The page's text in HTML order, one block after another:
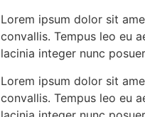
Lorem ipsum dolor sit
convallis. Tempus leo eu
lacinia integer nunc
Lorem ipsum dolor sit
convallis. Tempus leo eu